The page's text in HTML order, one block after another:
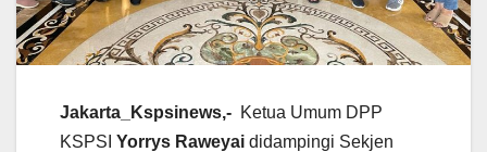
Jakarta_Kspsinews,- Ketua Umum DPP
KSPSI Yorrys Raweyai didampingi Sekjen